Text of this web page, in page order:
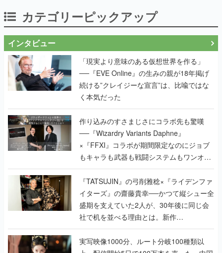
カテゴリーピックアップ
インタビュー
「現実より意味のある仮想世界を作る」
──『EVE Online』の生みの親が18年掲げ
続ける”クレイジーな宣言”は、比喩ではな
く本気だった
作り込みのすさまじさにコラボ先も驚嘆
──『Wizardry Variants Daphne』
×『FFXI』コラボが期間限定なのにジョブ
もキャラも武器も戦闘システムもワンオフ
で作り込まれた理由を両ディレクターに聞
く
『TATSUJIN』の弓削雅稔×『ライデンファ
イターズ』の齋藤貴幸──かつて縦シュー全
盛期を支えていた2人が、30年後に同じ会
社で机を並べる理由とは。新作
『TATSUJIN EXTREME』で初タッグを組
んだレジェンド2人に訊く開発秘話
実写映像1000分、ルート分岐100種類以